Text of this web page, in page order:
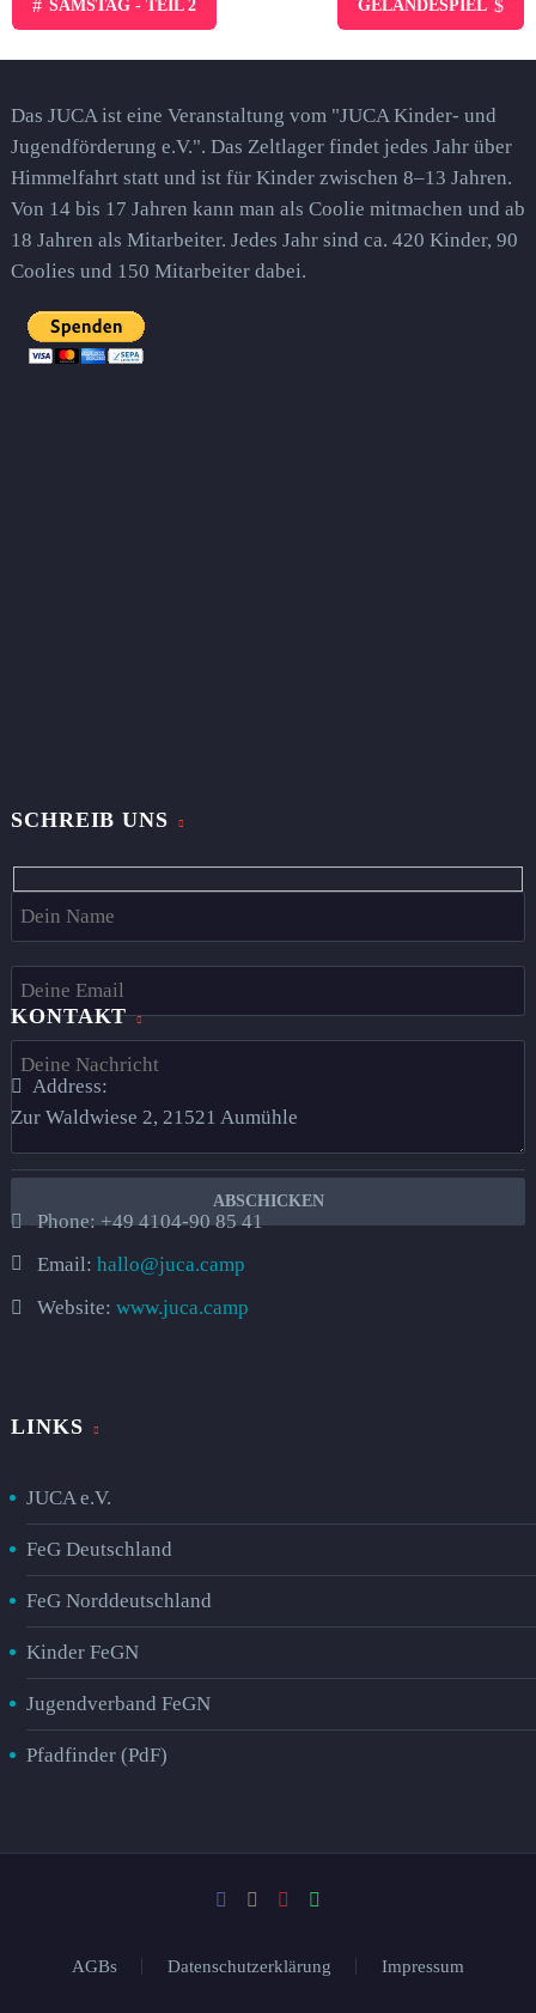
# SAMSTAG - TEIL 2 GELÄNDESPIEL $
Das JUCA ist eine Veranstaltung vom "JUCA Kinder- und
Jugendförderung e.V.". Das Zeltlager findet jedes Jahr über
Himmelfahrt statt und ist für Kinder zwischen 8–13 Jahren.
Von 14 bis 17 Jahren kann man als Coolie mitmachen und ab
18 Jahren als Mitarbeiter. Jedes Jahr sind ca. 420 Kinder, 90
Coolies und 150 Mitarbeiter dabei.
SCHREIB UNS
Hidden
fields
KONTAKT
Address:
Zur Waldwiese 2, 21521 Aumühle​
Phone:+49 4104-90 85 41
Email: hallo@juca.camp
Website: www.juca.camp
LINKS
JUCA e.V.
FeG Deutschland
FeG Norddeutschland
Kinder FeGN
Jugendverband FeGN
Pfadfinder (PdF)
AGBs Datenschutzerklärung Impressum